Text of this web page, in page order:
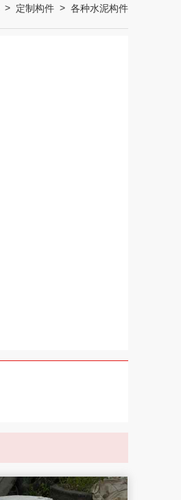
> 定制构件 > 各种水泥构件